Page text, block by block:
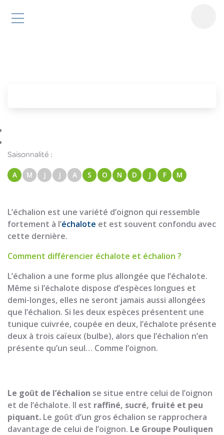
Saisonnalité :
A M J J A S O N D J F M
L’échalion est une variété d’oignon qui ressemble
fortement à l’échalote et est souvent confondu avec
cette dernière.
Comment différencier échalote et échalion ?
L’échalion a une forme plus allongée que l’échalote.
Même si l’échalote dispose d’espèces longues et
demi-longes, elles ne seront jamais aussi allongées
que l’échalion. Si les deux espèces présentent une
tunique cuivrée, coupée en deux, l’échalote présente
deux à trois caïeux (bulbe), alors que l’échalion n’en
présente qu’un seul… Comme l’oignon.
Le goût de l’échalion se situe entre celui de l’oignon
et de l’échalote. Il est raffiné, sucré, fruité et peu
piquant. Le goût d’un gros échalion se rapprochera
davantage de celui de l’oignon. Le Groupe Pouliquen